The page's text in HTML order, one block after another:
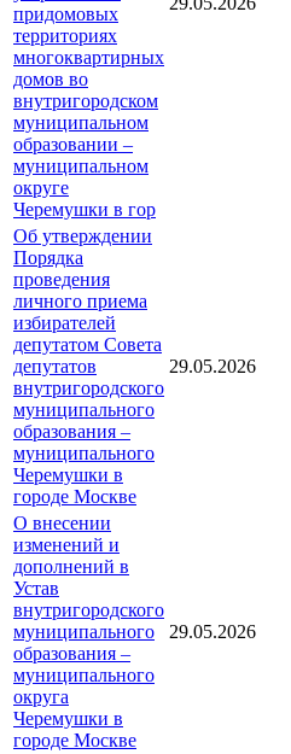
придомовых
территориях
многоквартирных
домов во
внутригородском
муниципальном
образовании –
муниципальном
округе
Черемушки в гор
Об утверждении
Порядка
проведения
личного приема
избирателей
депутатом Совета
депутатов
внутригородского
муниципального
образования –
муниципального
Черемушки в
городе Москве
29.05.2026
О внесении
изменений и
дополнений в
Устав
внутригородского
муниципального
образования –
муниципального
округа
Черемушки в
городе Москве
29.05.2026